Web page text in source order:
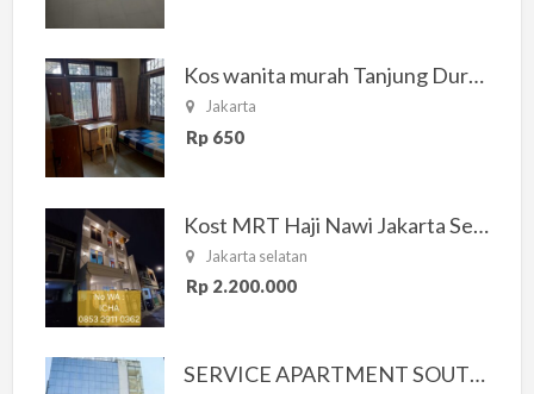
Kos wanita murah Tanjung Duren Jakarta Barat
Jakarta
Rp 650
Kost MRT Haji Nawi Jakarta Selatan
Jakarta selatan
Rp 2.200.000
SERVICE APARTMENT SOUTH RESIDENCE